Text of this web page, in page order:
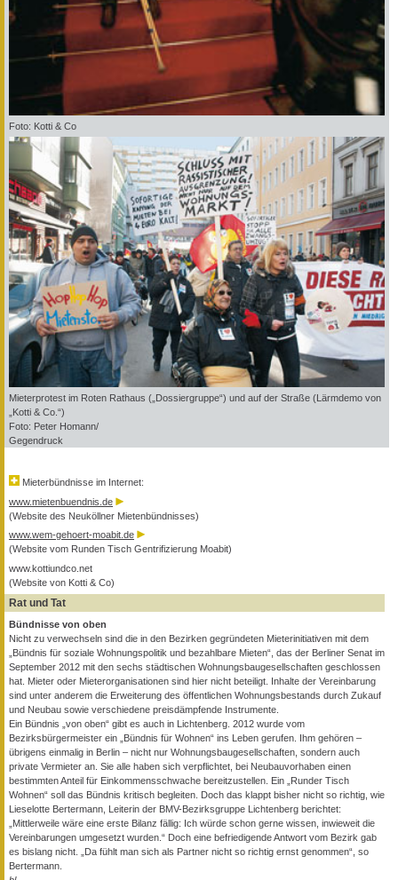
Foto: Kotti & Co
Mieterprotest im Roten Rathaus („Dossiergruppe“) und auf der Straße (Lärmdemo von
„Kotti & Co.“)
Foto: Peter Homann/
Gegendruck
Mieterbündnisse im Internet:
www.mietenbuendnis.de
(Website des Neuköllner Mietenbündnisses)
www.wem-gehoert-moabit.de
(Website vom Runden Tisch Gentrifizierung Moabit)
www.kottiundco.net
(Website von Kotti & Co)
Rat und Tat
Bündnisse von oben
Nicht zu verwechseln sind die in den Bezirken gegründeten Mieterinitiativen mit dem
„Bündnis für soziale Wohnungspolitik und bezahlbare Mieten“, das der Berliner Senat im
September 2012 mit den sechs städtischen Wohnungsbaugesellschaften geschlossen
hat. Mieter oder Mieterorganisationen sind hier nicht beteiligt. Inhalte der Vereinbarung
sind unter anderem die Erweiterung des öffentlichen Wohnungsbestands durch Zukauf
und Neubau sowie verschiedene preisdämpfende Instrumente.
Ein Bündnis „von oben“ gibt es auch in Lichtenberg. 2012 wurde vom
Bezirksbürgermeister ein „Bündnis für Wohnen“ ins Leben gerufen. Ihm gehören –
übrigens einmalig in Berlin – nicht nur Wohnungsbaugesellschaften, sondern auch
private Vermieter an. Sie alle haben sich verpflichtet, bei Neubauvorhaben einen
bestimmten Anteil für Einkommensschwache bereitzustellen. Ein „Runder Tisch
Wohnen“ soll das Bündnis kritisch begleiten. Doch das klappt bisher nicht so richtig, wie
Lieselotte Bertermann, Leiterin der BMV-Bezirksgruppe Lichtenberg berichtet:
„Mittlerweile wäre eine erste Bilanz fällig: Ich würde schon gerne wissen, inwieweit die
Vereinbarungen umgesetzt wurden.“ Doch eine befriedigende Antwort vom Bezirk gab
es bislang nicht. „Da fühlt man sich als Partner nicht so richtig ernst genommen“, so
Bertermann.